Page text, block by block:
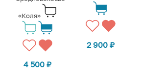
«Коля»
4 500₽
2 900 ₽